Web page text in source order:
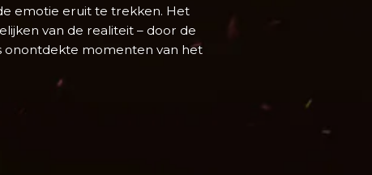
emotie eruit te trekken. Het
van de realiteit – door de
onontdekte momenten van het